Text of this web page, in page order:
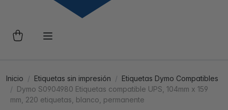
Inicio Etiquetas sin impresión
Etiquetas Dymo Compatibles
Dymo S0904980 Etiquetas compatible UPS, 104mm x 159
mm, 220 etiquetas, blanco, permanente